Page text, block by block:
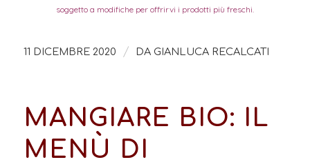
soggetto a modifiche per offrirvi i prodotti più freschi.
11 DICEMBRE 2020 / DA GIANLUCA RECALCATI
MANGIARE BIO: IL
MENÙ DI